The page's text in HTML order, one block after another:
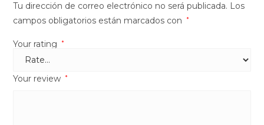
Tu dirección de correo electrónico no será publicada. Los
campos obligatorios están marcados con
*
Your rating *
Your review *